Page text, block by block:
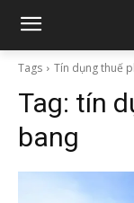
Tags Tín dụng thuế
Tag: tín
bang